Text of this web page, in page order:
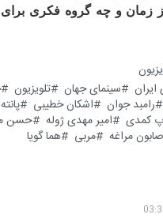
و چه گروه فکری برای
ایران سینمای جهان تلویزیون
رامبد جوان اشکان خطیبی
کمدی امیر مهدی ژوله
حسن
صابون مراغه مربی
هما گویا